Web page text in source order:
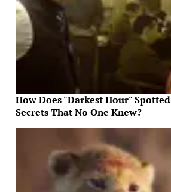
How Does "Darkest Hour" Spotted
Secrets That No One Knew?